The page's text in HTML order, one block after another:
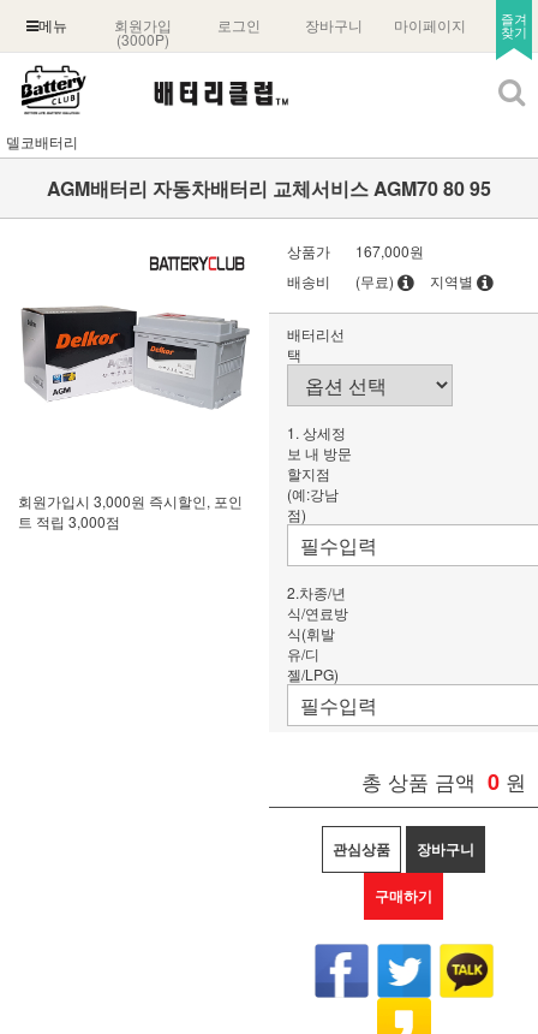
메뉴 회원가입
(3000P)
로그인 장바구니 마이페이지 즐겨
찾기
델코배터리
AGM배터리 자동차배터리 교체서비스 AGM70 80 95
회원가입시 3,000원 즉시할인, 포인
트 적립 3,000점
상품가
167,000원
배송비
(무료) 지역별
배터리선
택
1. 상세정
보 내 방문
할지점
(예:강남
점)
2.차종/년
식/연료방
식(휘발
유/디
젤/LPG)
총 상품 금액 0 원
관심상품 장바구니
구매하기